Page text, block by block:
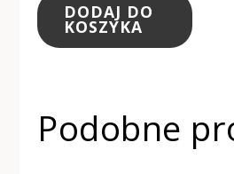
DODAJ DO
KOSZYKA
Podobne